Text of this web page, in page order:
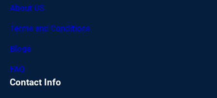
About US
Terms and Conditions
Blogs
FAQ
Contact Info